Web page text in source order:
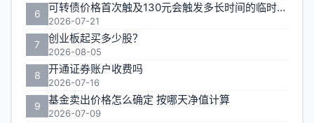
6 可转债价格首次触及130元会触发多长时间的临时停牌
2026-07-21
7 创业板起买多少股？
2026-08-05
8 开通证券账户收费吗
2026-07-16
9 基金卖出价格怎么确定 按哪天净值计算
2026-07-09